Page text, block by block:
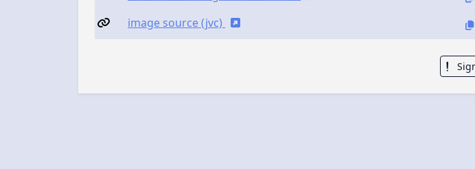
image source (jvc)